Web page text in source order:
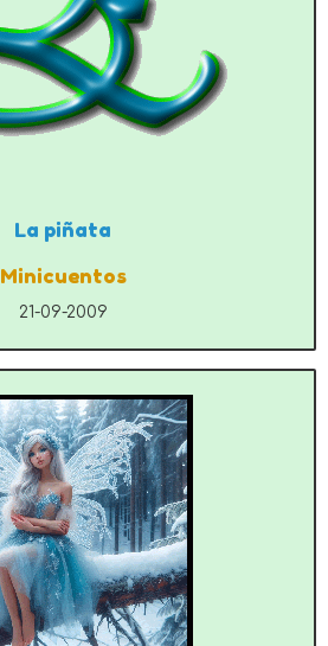
La piñata
Minicuentos
21-09-2009